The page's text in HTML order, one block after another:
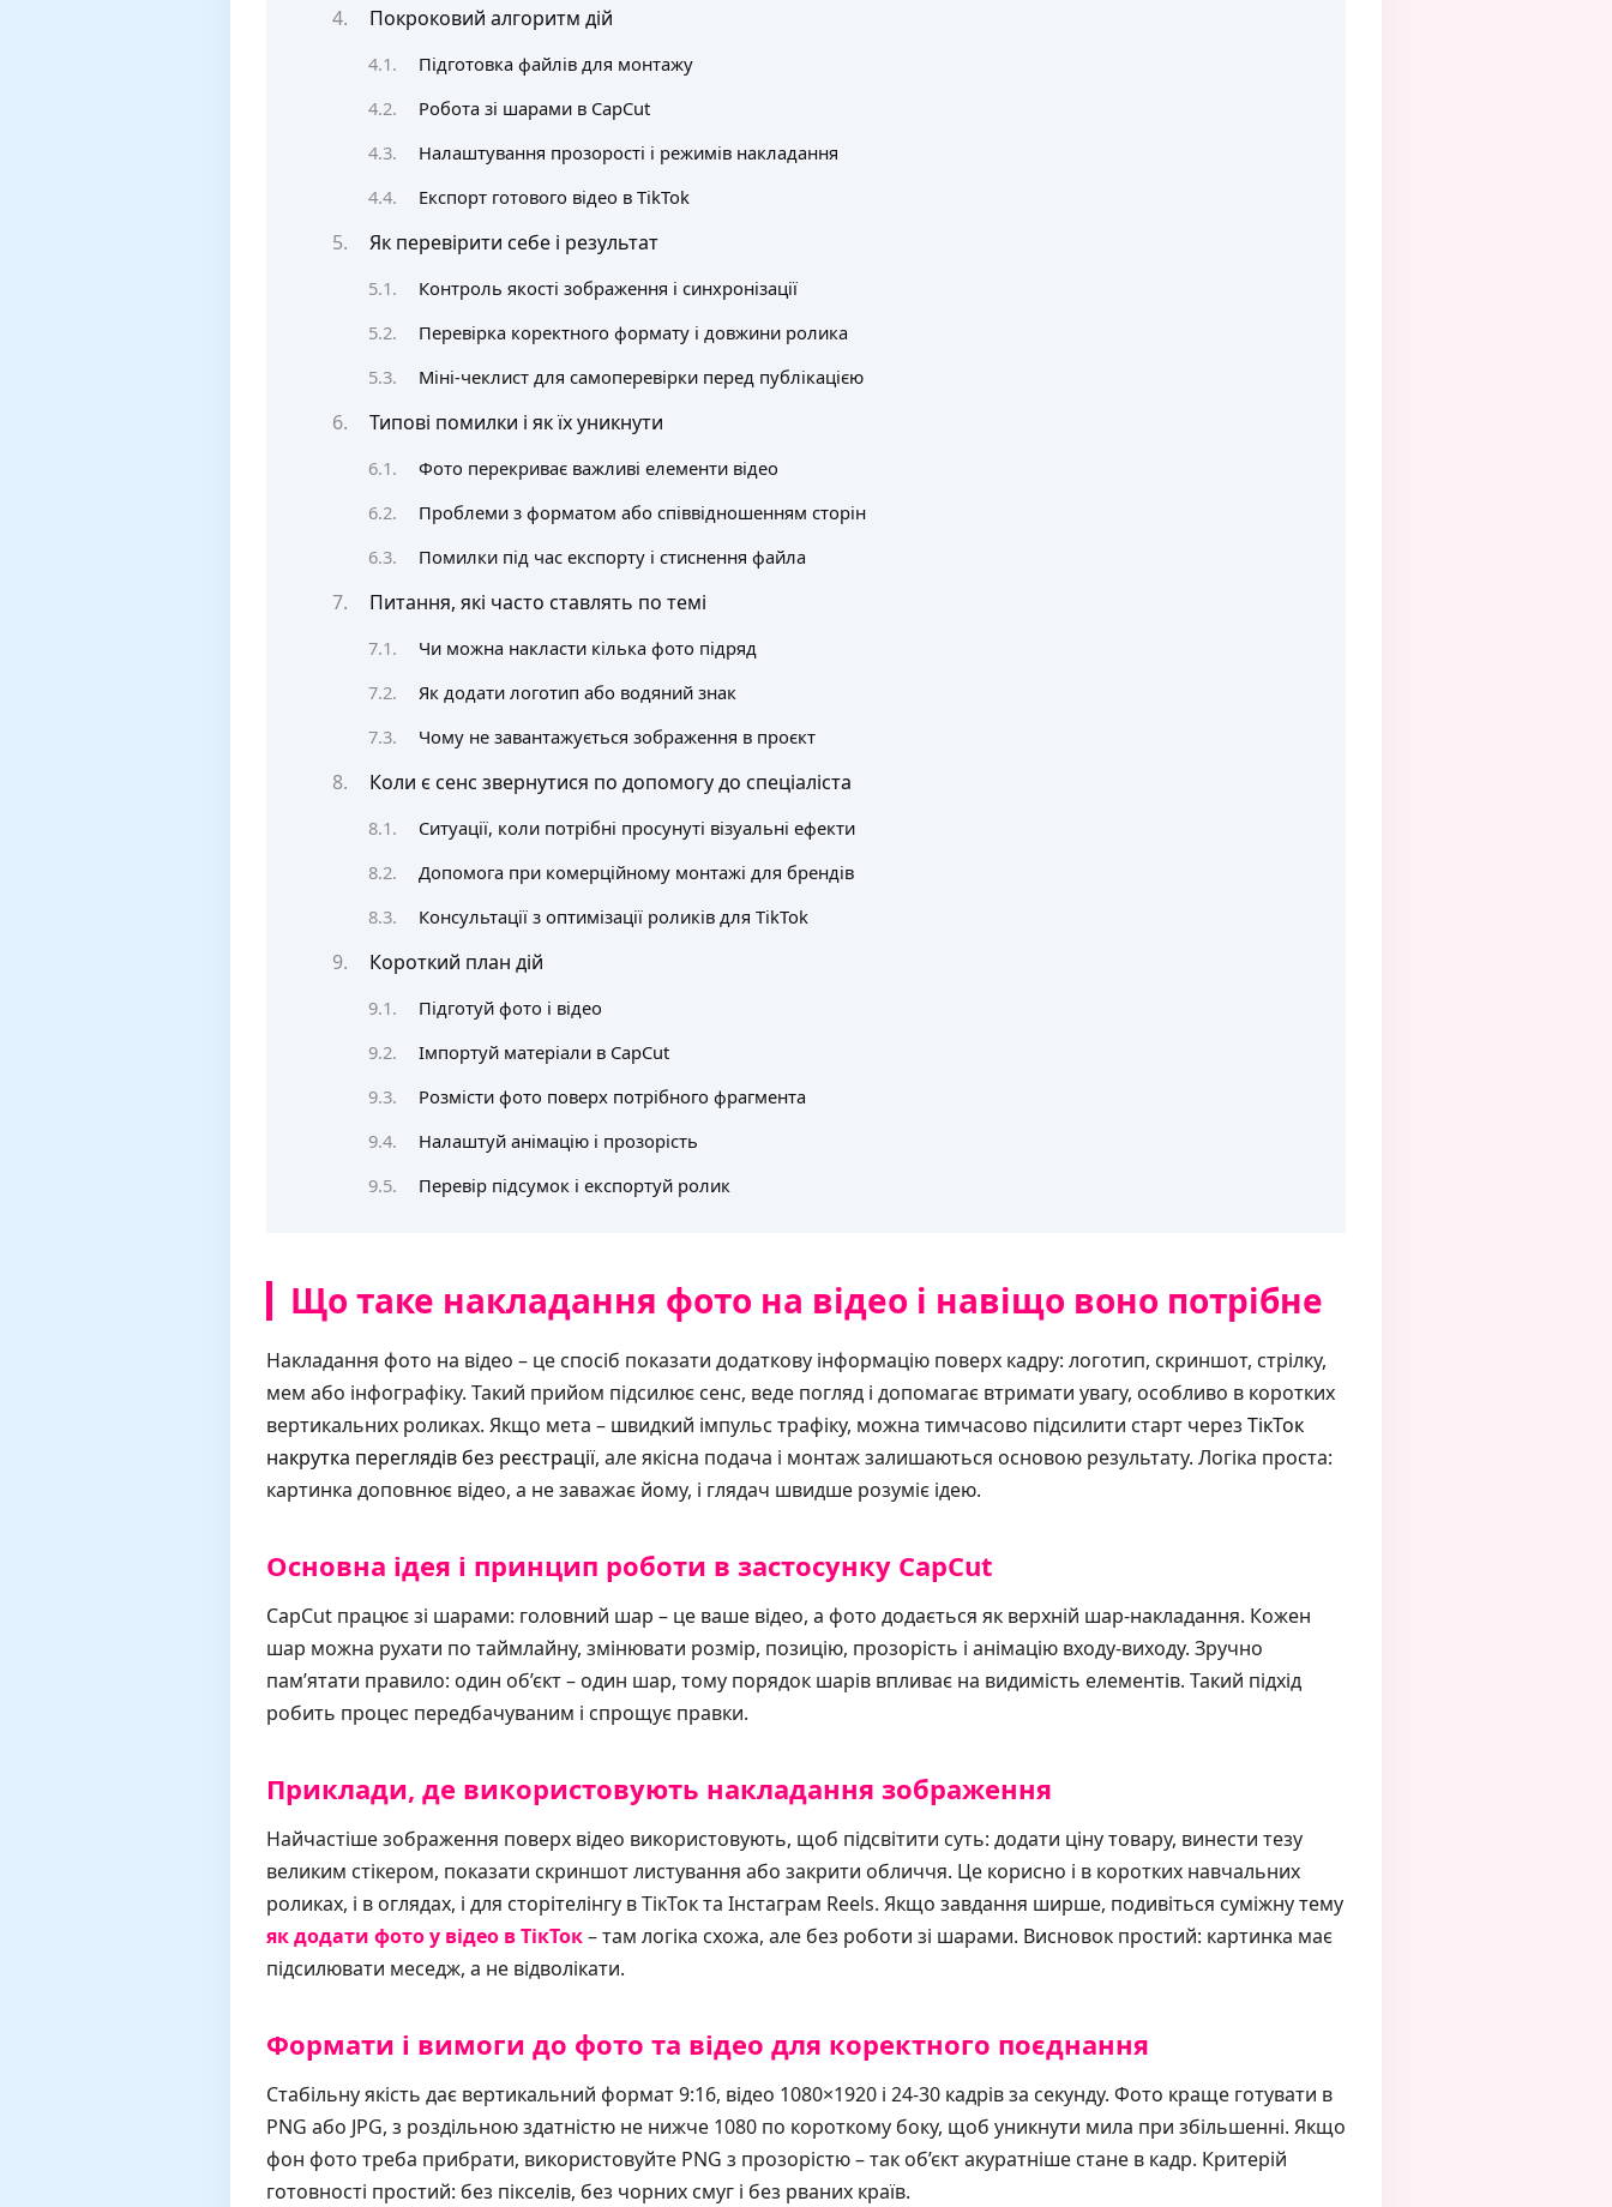
Покроковий алгоритм дій
Підготовка файлів для монтажу
Робота зі шарами в CapCut
Налаштування прозорості і режимів накладання
Експорт готового відео в TikTok
Як перевірити себе і результат
Контроль якості зображення і синхронізації
Перевірка коректного формату і довжини ролика
Міні-чеклист для самоперевірки перед публікацією
Типові помилки і як їх уникнути
Фото перекриває важливі елементи відео
Проблеми з форматом або співвідношенням сторін
Помилки під час експорту і стиснення файла
Питання, які часто ставлять по темі
Чи можна накласти кілька фото підряд
Як додати логотип або водяний знак
Чому не завантажується зображення в проєкт
Коли є сенс звернутися по допомогу до спеціаліста
Ситуації, коли потрібні просунуті візуальні ефекти
Допомога при комерційному монтажі для брендів
Консультації з оптимізації роликів для TikTok
Короткий план дій
Підготуй фото і відео
Імпортуй матеріали в CapCut
Розмісти фото поверх потрібного фрагмента
Налаштуй анімацію і прозорість
Перевір підсумок і експортуй ролик
Що таке накладання фото на відео і навіщо воно потрібне
Накладання фото на відео – це спосіб показати додаткову інформацію поверх кадру: логотип, скриншот, стрілку,
мем або інфографіку. Такий прийом підсилює сенс, веде погляд і допомагає втримати увагу, особливо в коротких
вертикальних роликах. Якщо мета – швидкий імпульс трафіку, можна тимчасово підсилити старт через ТікТок
накрутка переглядів без реєстрації, але якісна подача і монтаж залишаються основою результату. Логіка проста:
картинка доповнює відео, а не заважає йому, і глядач швидше розуміє ідею.
Основна ідея і принцип роботи в застосунку CapCut
CapCut працює зі шарами: головний шар – це ваше відео, а фото додається як верхній шар-накладання. Кожен
шар можна рухати по таймлайну, змінювати розмір, позицію, прозорість і анімацію входу-виходу. Зручно
пам’ятати правило: один об’єкт – один шар, тому порядок шарів впливає на видимість елементів. Такий підхід
робить процес передбачуваним і спрощує правки.
Приклади, де використовують накладання зображення
Найчастіше зображення поверх відео використовують, щоб підсвітити суть: додати ціну товару, винести тезу
великим стікером, показати скриншот листування або закрити обличчя. Це корисно і в коротких навчальних
роликах, і в оглядах, і для сторітелінгу в ТікТок та Інстаграм Reels. Якщо завдання ширше, подивіться суміжну тему
як додати фото у відео в ТікТок– там логіка схожа, але без роботи зі шарами. Висновок простий: картинка має
підсилювати меседж, а не відволікати.
Формати і вимоги до фото та відео для коректного поєднання
Стабільну якість дає вертикальний формат 9:16, відео 1080×1920 і 24-30 кадрів за секунду. Фото краще готувати в
PNG або JPG, з роздільною здатністю не нижче 1080 по короткому боку, щоб уникнути мила при збільшенні. Якщо
фон фото треба прибрати, використовуйте PNG з прозорістю – так об’єкт акуратніше стане в кадр. Критерій
готовності простий: без пікселів, без чорних смуг і без рваних країв.